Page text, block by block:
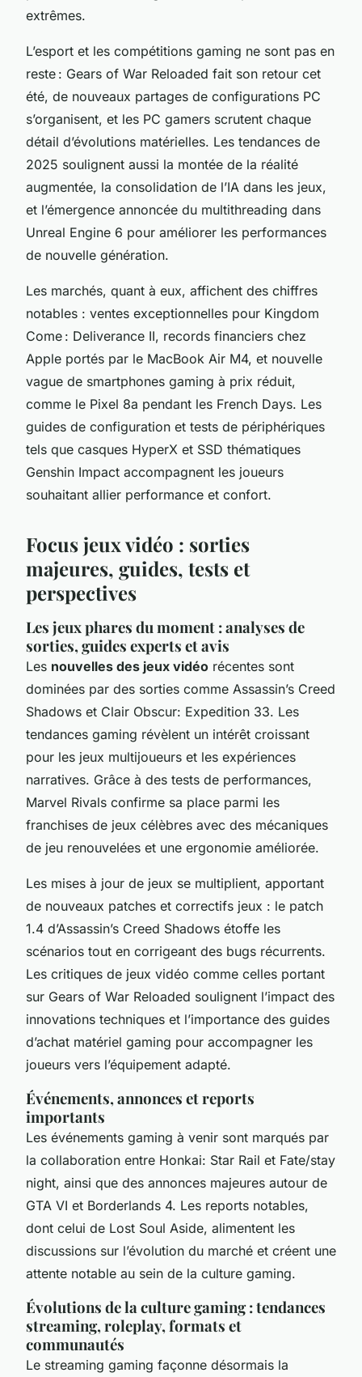
extrêmes.
L’esport et les compétitions gaming ne sont pas en
reste : Gears of War Reloaded fait son retour cet
été, de nouveaux partages de configurations PC
s’organisent, et les PC gamers scrutent chaque
détail d’évolutions matérielles. Les tendances de
2025 soulignent aussi la montée de la réalité
augmentée, la consolidation de l’IA dans les jeux,
et l’émergence annoncée du multithreading dans
Unreal Engine 6 pour améliorer les performances
de nouvelle génération.
Les marchés, quant à eux, affichent des chiffres
notables : ventes exceptionnelles pour Kingdom
Come : Deliverance II, records financiers chez
Apple portés par le MacBook Air M4, et nouvelle
vague de smartphones gaming à prix réduit,
comme le Pixel 8a pendant les French Days. Les
guides de configuration et tests de périphériques
tels que casques HyperX et SSD thématiques
Genshin Impact accompagnent les joueurs
souhaitant allier performance et confort.
Focus jeux vidéo : sorties
majeures, guides, tests et
perspectives
Les jeux phares du moment : analyses de
sorties, guides experts et avis
Les nouvelles des jeux vidéo récentes sont
dominées par des sorties comme Assassin’s Creed
Shadows et Clair Obscur: Expedition 33. Les
tendances gaming révèlent un intérêt croissant
pour les jeux multijoueurs et les expériences
narratives. Grâce à des tests de performances,
Marvel Rivals confirme sa place parmi les
franchises de jeux célèbres avec des mécaniques
de jeu renouvelées et une ergonomie améliorée.
Les mises à jour de jeux se multiplient, apportant
de nouveaux patches et correctifs jeux : le patch
1.4 d’Assassin’s Creed Shadows étoffe les
scénarios tout en corrigeant des bugs récurrents.
Les critiques de jeux vidéo comme celles portant
sur Gears of War Reloaded soulignent l’impact des
innovations techniques et l’importance des guides
d’achat matériel gaming pour accompagner les
joueurs vers l’équipement adapté.
Événements, annonces et reports
importants
Les événements gaming à venir sont marqués par
la collaboration entre Honkai: Star Rail et Fate/stay
night, ainsi que des annonces majeures autour de
GTA VI et Borderlands 4. Les reports notables,
dont celui de Lost Soul Aside, alimentent les
discussions sur l’évolution du marché et créent une
attente notable au sein de la culture gaming.
Évolutions de la culture gaming : tendances
streaming, roleplay, formats et
communautés
Le streaming gaming façonne désormais la